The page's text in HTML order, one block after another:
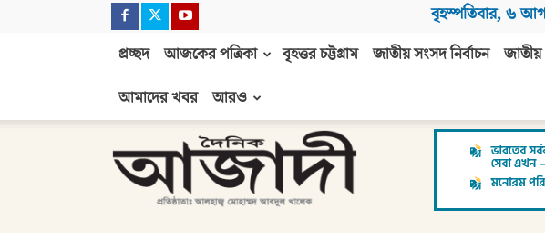
বৃহস্পতিবার, ৬
প্রচ্ছদ আজকের পত্রিকা বৃহত্তর চট্টগ্রাম জাতীয় সংসদ নির্বাচন জাতীয়
আমাদের খবর
আরও
আজাদী